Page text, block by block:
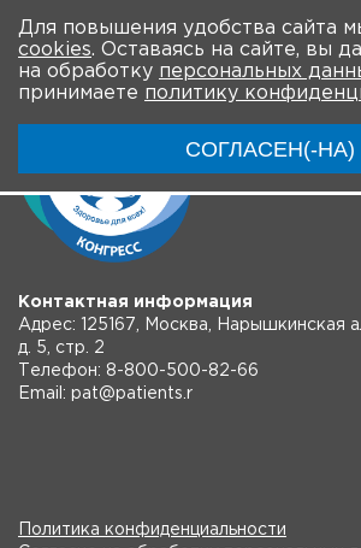
Для повышения удобства сайта
cookies. Оставаясь на сайте, вы
на обработку персональных
принимаете политику
СОГЛАСЕН(-НА)
Контактная информация
Адрес: 125167, Москва, Нарышкинская
д. 5, стр. 2
Телефон: 8-800-500-82-66
Email: pat@patients.r
Политика конфиденциальности